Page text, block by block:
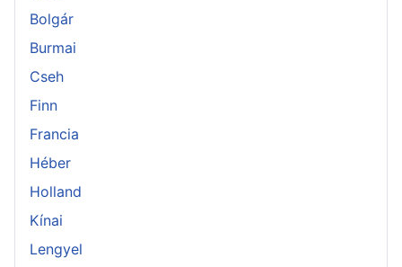
Bolgár
Burmai
Cseh
Finn
Francia
Héber
Holland
Kínai
Lengyel